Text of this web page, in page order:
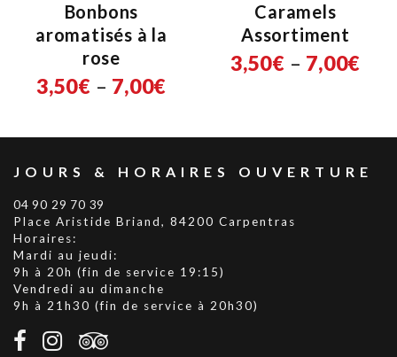
Bonbons
aromatisés à la
rose
3,50€ – 7,00€
Caramels
Assortiment
3,50€ – 7,00€
JOURS & HORAIRES OUVERTURE
04 90 29 70 39
Place Aristide Briand, 84200 Carpentras
Horaires:
Mardi au jeudi:
9h à 20h (fin de service 19:15)
Vendredi au dimanche
9h à 21h30 (fin de service à 20h30)